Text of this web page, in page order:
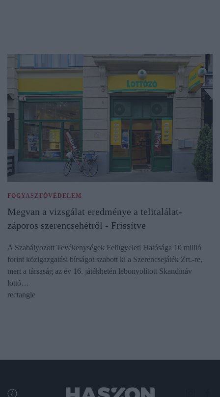
FOGYASZTÓVÉDELEM
Megvan a vizsgálat eredménye a telitalálat-
záporos szerencsehétről - Frissítve
A Szabályozott Tevékenységek Felügyeleti Hatósága 10 millió
forint közigazgatási bírságot szabott ki a Szerencsejáték Zrt.-re,
mert a társaság az év 16. játékhetén lebonyolított Skandináv
lottó…
rectangle